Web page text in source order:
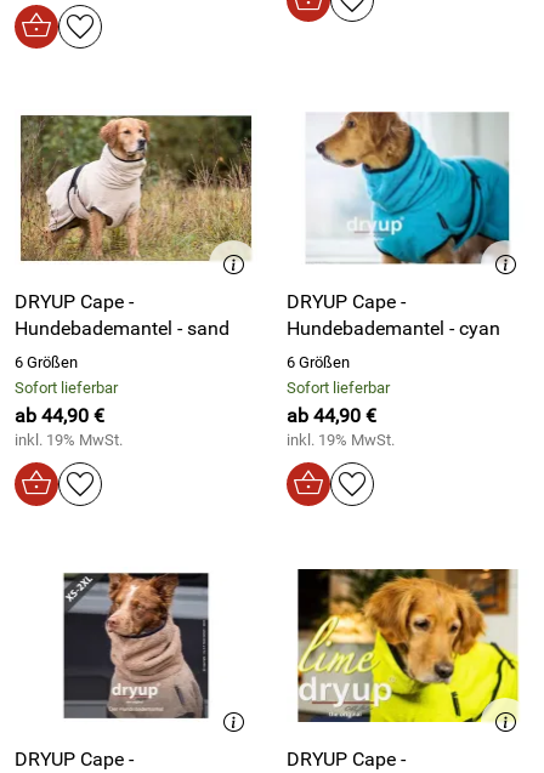
DRYUP Cape -
Hundebademantel - sand
6 Größen
Sofort lieferbar
ab 44,90 €
inkl. 19% MwSt.
DRYUP Cape -
Hundebademantel - cyan
6 Größen
Sofort lieferbar
ab 44,90 €
inkl. 19% MwSt.
DRYUP Cape -
DRYUP Cape -